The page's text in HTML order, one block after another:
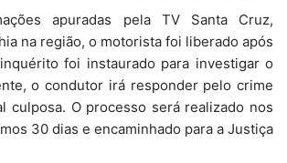
apuradas pela TV Santa Cruz,
na região, o motorista foi liberado após
foi instaurado para investigar o
o condutor irá responder pelo crime
culposa. O processo será realizado nos
30 dias e encaminhado para a Justiça.